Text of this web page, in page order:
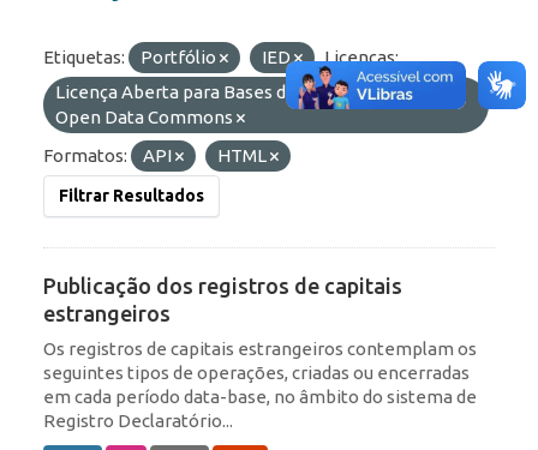
Etiquetas: Portfólio IED
Licenças:
Licença Aberta para Bases de Dados (ODbL) do
Open Data Commons
Formatos:
API HTML
Filtrar Resultados
Publicação dos registros de capitais
estrangeiros
Os registros de capitais estrangeiros contemplam os
seguintes tipos de operações, criadas ou encerradas
em cada período data-base, no âmbito do sistema de
Registro Declaratório...